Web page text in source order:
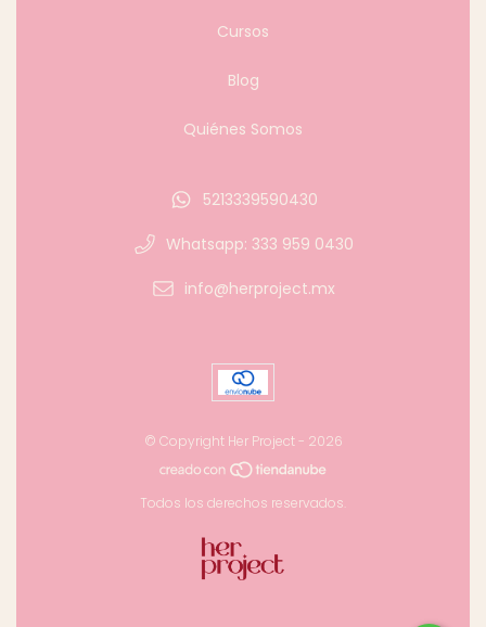
Cursos
Blog
Quiénes Somos
5213339590430
Whatsapp: 333 959 0430
info@herproject.mx
© Copyright Her Project - 2026
Todos los derechos reservados.